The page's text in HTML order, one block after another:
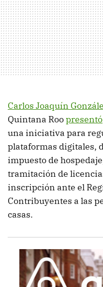
Carlos Joaquín
Quintana Roopresentó
una iniciativa para
plataformas digitales,
impuesto de
tramitación de
inscripción ante el
Contribuyentes a las
casas.